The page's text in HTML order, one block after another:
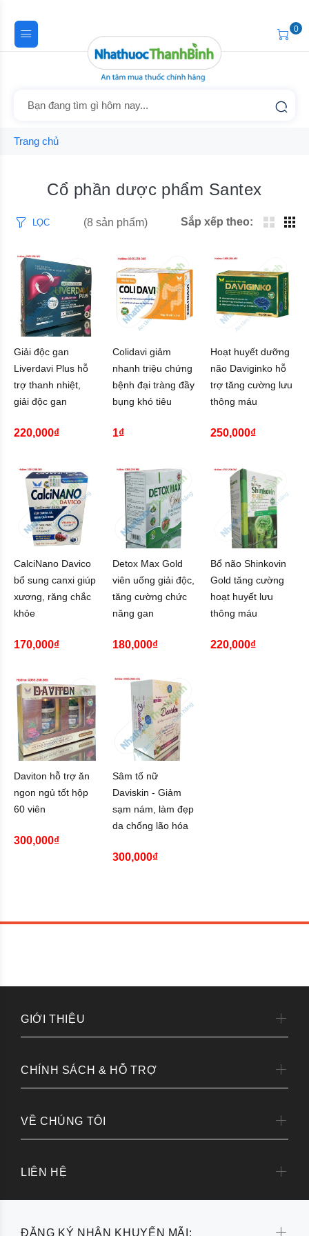
0
Trang chủ
Cổ phần dược phẩm Santex
LỌC (8 sản phẩm) Sắp xếp theo:
Giải độc gan
Liverdavi Plus hỗ
trợ thanh nhiệt,
giải độc gan
220,000₫
Colidavi giảm
nhanh triệu chứng
bệnh đại tràng đầy
bụng khó tiêu
1₫
Hoạt huyết dưỡng
não Daviginko hỗ
trợ tăng cường lưu
thông máu
250,000₫
CalciNano Davico
bổ sung canxi giúp
xương, răng chắc
khỏe
170,000₫
Detox Max Gold
viên uống giải độc,
tăng cường chức
năng gan
180,000₫
Bổ não Shinkovin
Gold tăng cường
hoạt huyết lưu
thông máu
220,000₫
Daviton hỗ trợ ăn
ngon ngủ tốt hộp
60 viên
300,000₫
Sâm tố nữ
Daviskin - Giảm
sạm nám, làm đẹp
da chống lão hóa
300,000₫
ĐĂNG KÝ NHẬN KHUYẾN MÃI:
GIỚI THIỆU
CHÍNH SÁCH & HỖ TRỢ
VỀ CHÚNG TÔI
LIÊN HỆ